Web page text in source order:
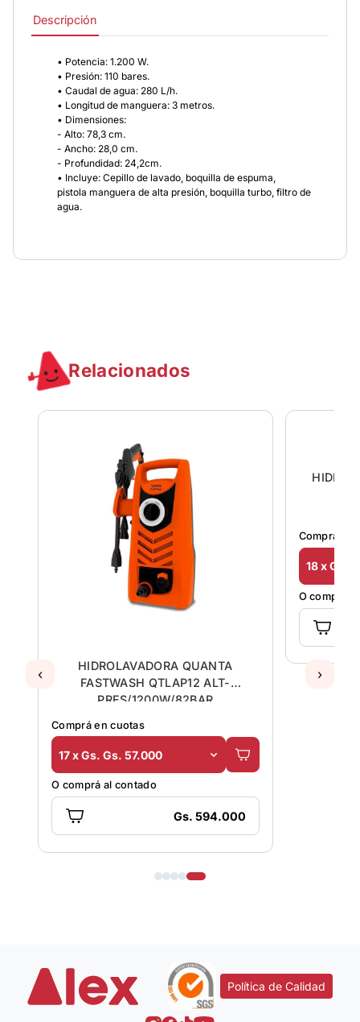
Descripción
• Potencia: 1.200 W.
• Presión: 110 bares.
• Caudal de agua: 280 L/h.
• Longitud de manguera: 3 metros.
• Dimensiones:
- Alto: 78,3 cm.
- Ancho: 28,0 cm.
- Profundidad: 24,2cm.
• Incluye: Cepillo de lavado, boquilla de espuma,
pistola manguera de alta presión, boquilla turbo, filtro de
agua.
Relacionados
HIDROLAVADORA QUANTA
FASTWASH QTLAP12 ALT-
PRES/1200W/82BAR
Comprá en cuotas
17 x Gs. Gs. 57.000
O comprá al contado
Gs. 594.000
‹ ›
Política de Calidad